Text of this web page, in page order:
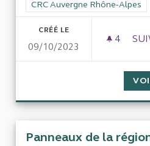
Filtrer les résultats de la
CRC Auvergne Rhône-Alpes
CRÉÉ LE
09/10/2023
4 4
Panneaux de la